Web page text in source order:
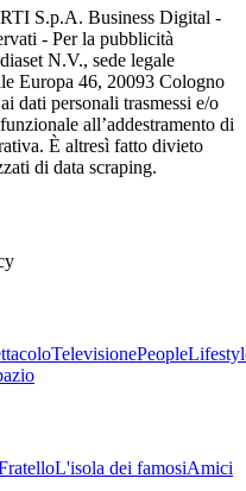
RTI S.p.A. Business Digital -
- Per la pubblicità
N.V., sede legale
Europa 46, 20093 Cologno
dati personali trasmessi e/o
all’addestramento di
È altresì fatto divieto
di data scraping.
TelevisionePeople
L'isola dei famosiAmici